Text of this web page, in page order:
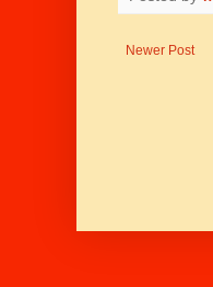
Newer Post